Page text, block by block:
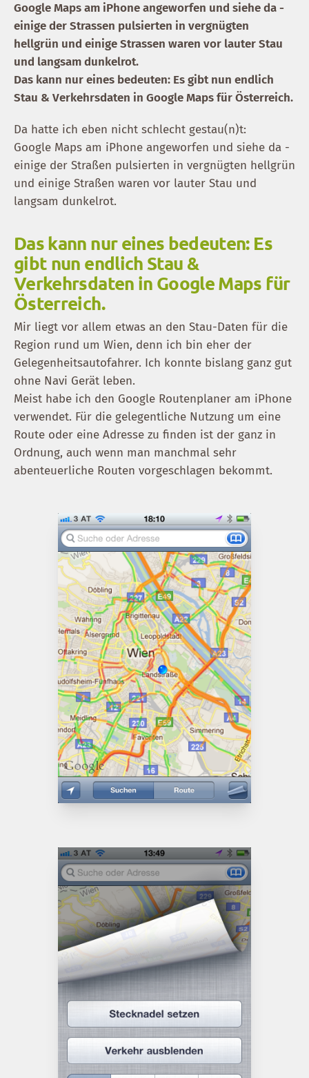
Google Maps am iPhone angeworfen und siehe da -
einige der Strassen pulsierten in vergnügten
hellgrün und einige Strassen waren vor lauter Stau
und langsam dunkelrot.
Das kann nur eines bedeuten: Es gibt nun endlich
Stau & Verkehrsdaten in Google Maps für Österreich.
Da hatte ich eben nicht schlecht gestau(n)t:
Google Maps am iPhone angeworfen und siehe da -
einige der Straßen pulsierten in vergnügten hellgrün
und einige Straßen waren vor lauter Stau und
langsam dunkelrot.
Das kann nur eines bedeuten: Es
gibt nun endlich Stau &
Verkehrsdaten in Google Maps für
Österreich.
Mir liegt vor allem etwas an den Stau-Daten für die
Region rund um Wien, denn ich bin eher der
Gelegenheitsautofahrer. Ich konnte bislang ganz gut
ohne Navi Gerät leben.
Meist habe ich den Google Routenplaner am iPhone
verwendet. Für die gelegentliche Nutzung um eine
Route oder eine Adresse zu finden ist der ganz in
Ordnung, auch wenn man manchmal sehr
abenteuerliche Routen vorgeschlagen bekommt.